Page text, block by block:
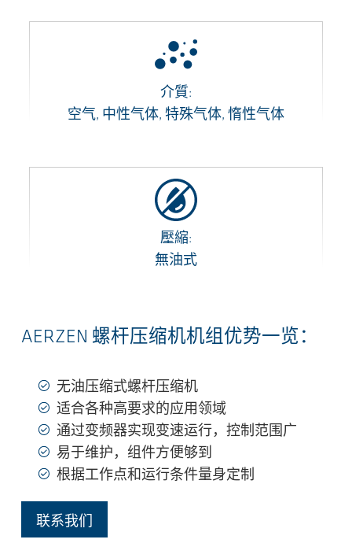
介質:
空气, 中性气体, 特殊气体, 惰性气体
壓縮:
無油式
AERZEN 螺杆压缩机机组优势一览：
无油压缩式螺杆压缩机
适合各种高要求的应用领域
通过变频器实现变速运行，控制范围广
易于维护，组件方便够到
根据工作点和运行条件量身定制
联系我们